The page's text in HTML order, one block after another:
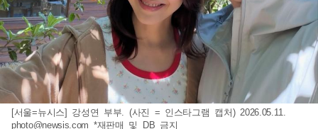
[서울=뉴시스] 강성연 부부. (사진 = 인스타그램 캡처) 2026.05.11.
photo@newsis.com *재판매 및 DB 금지